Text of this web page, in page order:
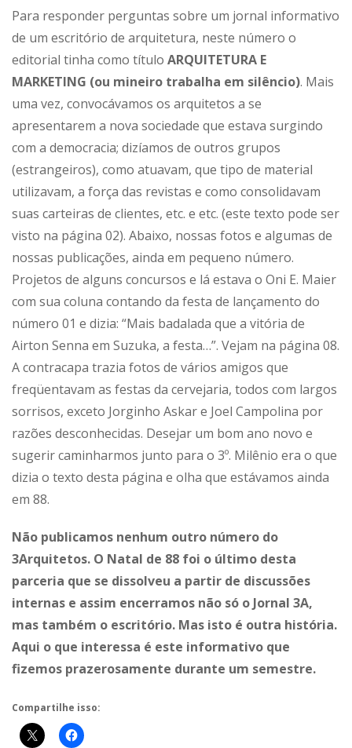
Para responder perguntas sobre um jornal informativo
de um escritório de arquitetura, neste número o
editorial tinha como título ARQUITETURA E
MARKETING (ou mineiro trabalha em silêncio). Mais
uma vez, convocávamos os arquitetos a se
apresentarem a nova sociedade que estava surgindo
com a democracia; dizíamos de outros grupos
(estrangeiros), como atuavam, que tipo de material
utilizavam, a força das revistas e como consolidavam
suas carteiras de clientes, etc. e etc. (este texto pode ser
visto na página 02). Abaixo, nossas fotos e algumas de
nossas publicações, ainda em pequeno número.
Projetos de alguns concursos e lá estava o Oni E. Maier
com sua coluna contando da festa de lançamento do
número 01 e dizia: “Mais badalada que a vitória de
Airton Senna em Suzuka, a festa…”. Vejam na página 08.
A contracapa trazia fotos de vários amigos que
freqüentavam as festas da cervejaria, todos com largos
sorrisos, exceto Jorginho Askar e Joel Campolina por
razões desconhecidas. Desejar um bom ano novo e
sugerir caminharmos junto para o 3º. Milênio era o que
dizia o texto desta página e olha que estávamos ainda
em 88.
Não publicamos nenhum outro número do
3Arquitetos. O Natal de 88 foi o último desta
parceria que se dissolveu a partir de discussões
internas e assim encerramos não só o Jornal 3A,
mas também o escritório. Mas isto é outra história.
Aqui o que interessa é este informativo que
fizemos prazerosamente durante um semestre.
Compartilhe isso: